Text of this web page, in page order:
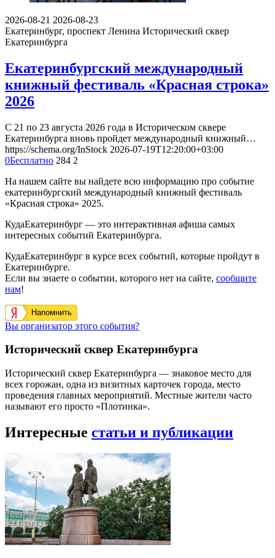
2026-08-21 2026-08-23
Екатеринбург, проспект Ленина Исторический сквер
Екатеринбурга
Екатеринбургский международный
книжный фестиваль «Красная строка»
2026
С 21 по 23 августа 2026 года в Историческом сквере
Екатеринбурга вновь пройдет международный книжный…
https://schema.org/InStock 2026-07-19T12:20:00+03:00
0Бесплатно 284 2
На нашем сайте вы найдете всю информацию про событие
екатеринбургский международный книжный фестиваль
«Красная строка» 2025.
КудаЕкатеринбург — это интерактивная афиша самых
интересных событий Екатеринбурга.
КудаЕкатеринбург в курсе всех событий, которые пройдут в
Екатеринбурге.
Если вы знаете о событии, которого нет на сайте, сообщите
нам!
Напомнить
Вы организатор этого события?
Исторический сквер Екатеринбурга
Исторический сквер Екатеринбурга — знаковое место для
всех горожан, одна из визитных карточек города, место
проведения главных мероприятий. Местные жители часто
называют его просто «Плотинка».
Интересные статьи и публикации